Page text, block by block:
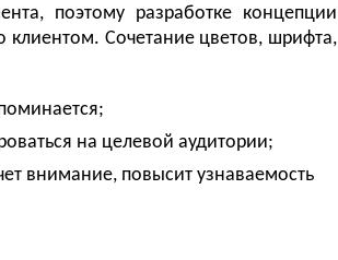
поэтому разработке концепции
клиентом. Сочетание цветов, шрифта,
на целевой аудитории;
внимание, повысит узнаваемость